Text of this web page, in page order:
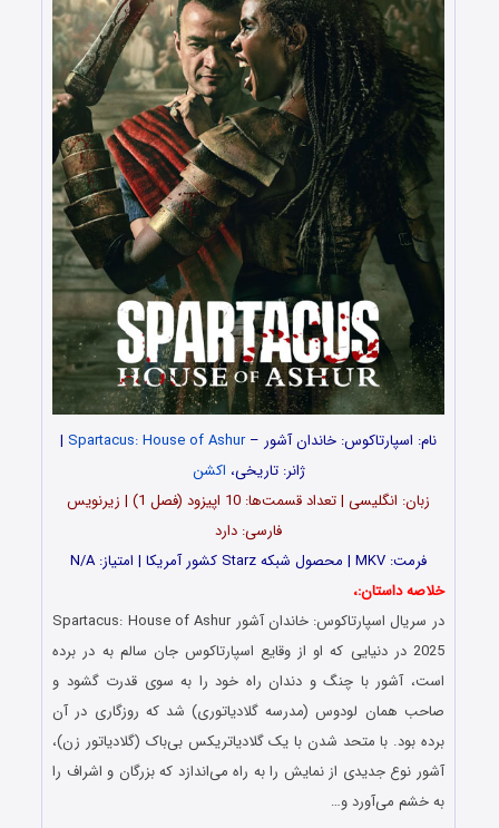
نام: اسپارتا‌کوس: خاندان آشو‌ر –Spartacus: House of Ashur
|
ژانر: تاریخی، اکشن
زبان: انگلیسی | تعداد قسمت‌‌‌‌ها: 10 اپیزود (فصل 1) | زیرنویس
فارسی: دارد
فرمت: MKV | محصول شبکه Starz کشور آمریکا | امتیاز: N/A
خلاصه داستان:،
در سریال اسپارتا‌کوس: خاندان آشو‌ر Spartacus: House of Ashur
2025 در دنیایی که او از وقایع اسپارتاکوس جان سالم به در برده
است، آشور با چنگ و دندان راه خود را به سوی قدرت گشود و
صاحب همان لودوس (مدرسه گلادیاتوری) شد که روزگاری در آن
برده بود. با متحد شدن با یک گلادیاتریکس بی‌باک (گلادیاتور زن)،
آشور نوع جدیدی از نمایش را به راه می‌اندازد که بزرگان و اشراف را
به خشم می‌آورد و…